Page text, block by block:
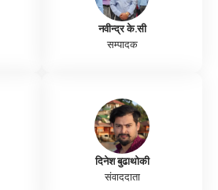
नवीन्द्र के.सी
सम्पादक
दिनेश बुढाथोकी
संवाददाता